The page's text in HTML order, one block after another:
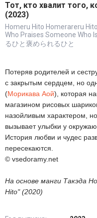
Тот, кто хвалит того,
(2023)
Homeru Hito Homerareru
Who Praises Someone Who
るひと褒められるひと
Потеряв родителей и
с закрытым сердцем, но
(Морикава Аой), которая
магазином рисовых
назойливым характером,
вызывает улыбки у
История любви и чудес
пересекаются.
© vsedoramy.net
На основе манги Такэда
Hito" (2020)